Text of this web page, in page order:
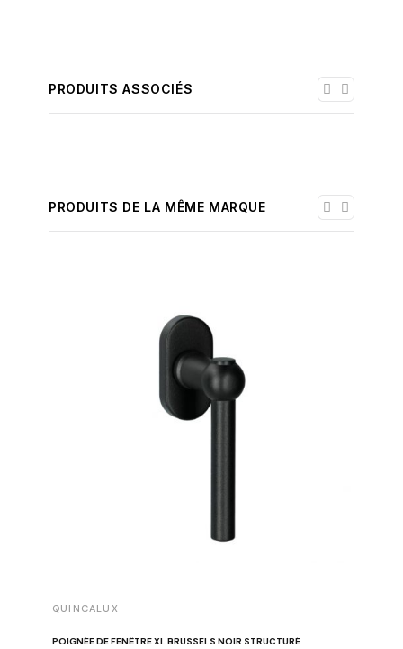
PRODUITS ASSOCIÉS
PRODUITS DE LA MÊME MARQUE
QUINCALUX
POIGNÉE DE FENÊTRE XL BRUSSELS NOIR STRUCTURÉ